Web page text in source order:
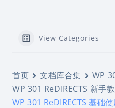
View Categories
首页 文档库合集
WP
WP 301 ReDIRECTS 新手
WP 301 ReDIRECTS 基础